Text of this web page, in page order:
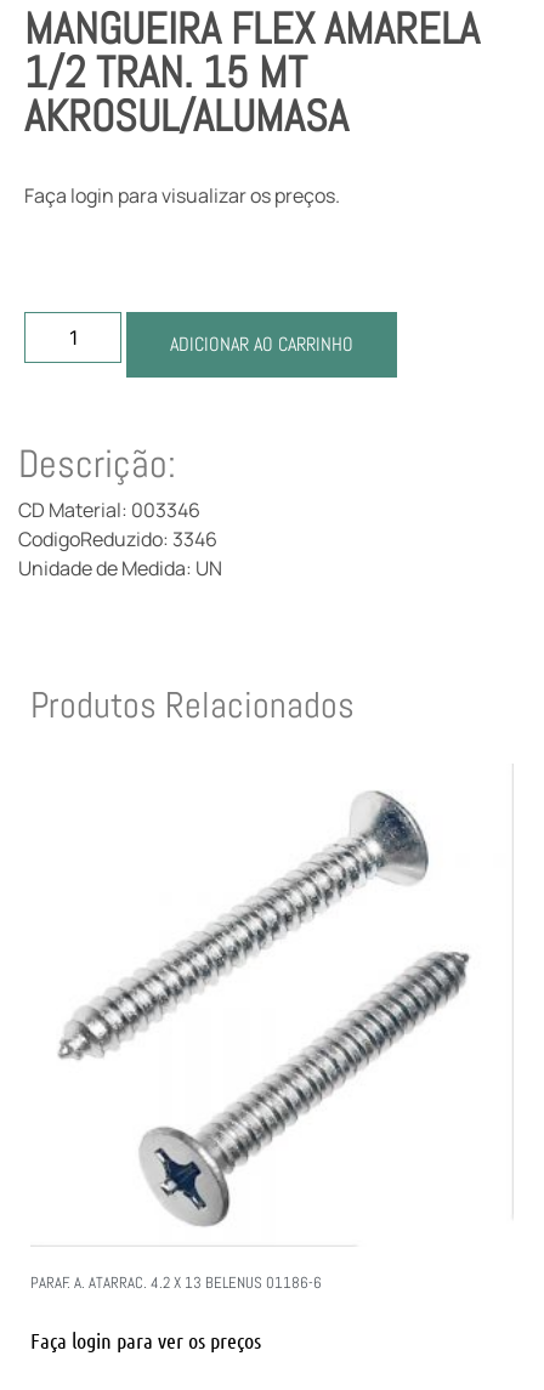
MANGUEIRA FLEX AMARELA
1/2 TRAN. 15 MT
AKROSUL/ALUMASA
Faça login para visualizar os preços.
ADICIONAR AO CARRINHO
Descrição:
CD Material: 003346
CodigoReduzido: 3346
Unidade de Medida: UN
Produtos Relacionados
PARAF. A. ATARRAC. 4.2 X 13 BELENUS 01186-6
Faça login para ver os preços